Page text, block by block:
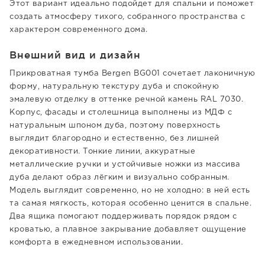
Этот вариант идеально подойдет для спальни и поможет
создать атмосферу тихого, собранного пространства с
характером современного дома.
Внешний вид и дизайн
Прикроватная тумба Bergen BG001 сочетает лаконичную
форму, натуральную текстуру дуба и спокойную
эмалевую отделку в оттенке речной камень RAL 7030.
Корпус, фасады и столешница выполнены из МДФ с
натуральным шпоном дуба, поэтому поверхность
выглядит благородно и естественно, без лишней
декоративности. Тонкие линии, аккуратные
металлические ручки и устойчивые ножки из массива
дуба делают образ лёгким и визуально собранным.
Модель выглядит современно, но не холодно: в ней есть
та самая мягкость, которая особенно ценится в спальне.
Два ящика помогают поддерживать порядок рядом с
кроватью, а плавное закрывание добавляет ощущение
комфорта в ежедневном использовании.